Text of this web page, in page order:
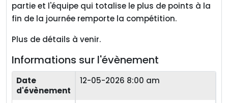
partie et l'équipe qui totalise le plus de points à la
fin de la journée remporte la compétition.
Plus de détails à venir.
Informations sur l'évènement
Date
d'évènement
12-05-2026 8:00 am